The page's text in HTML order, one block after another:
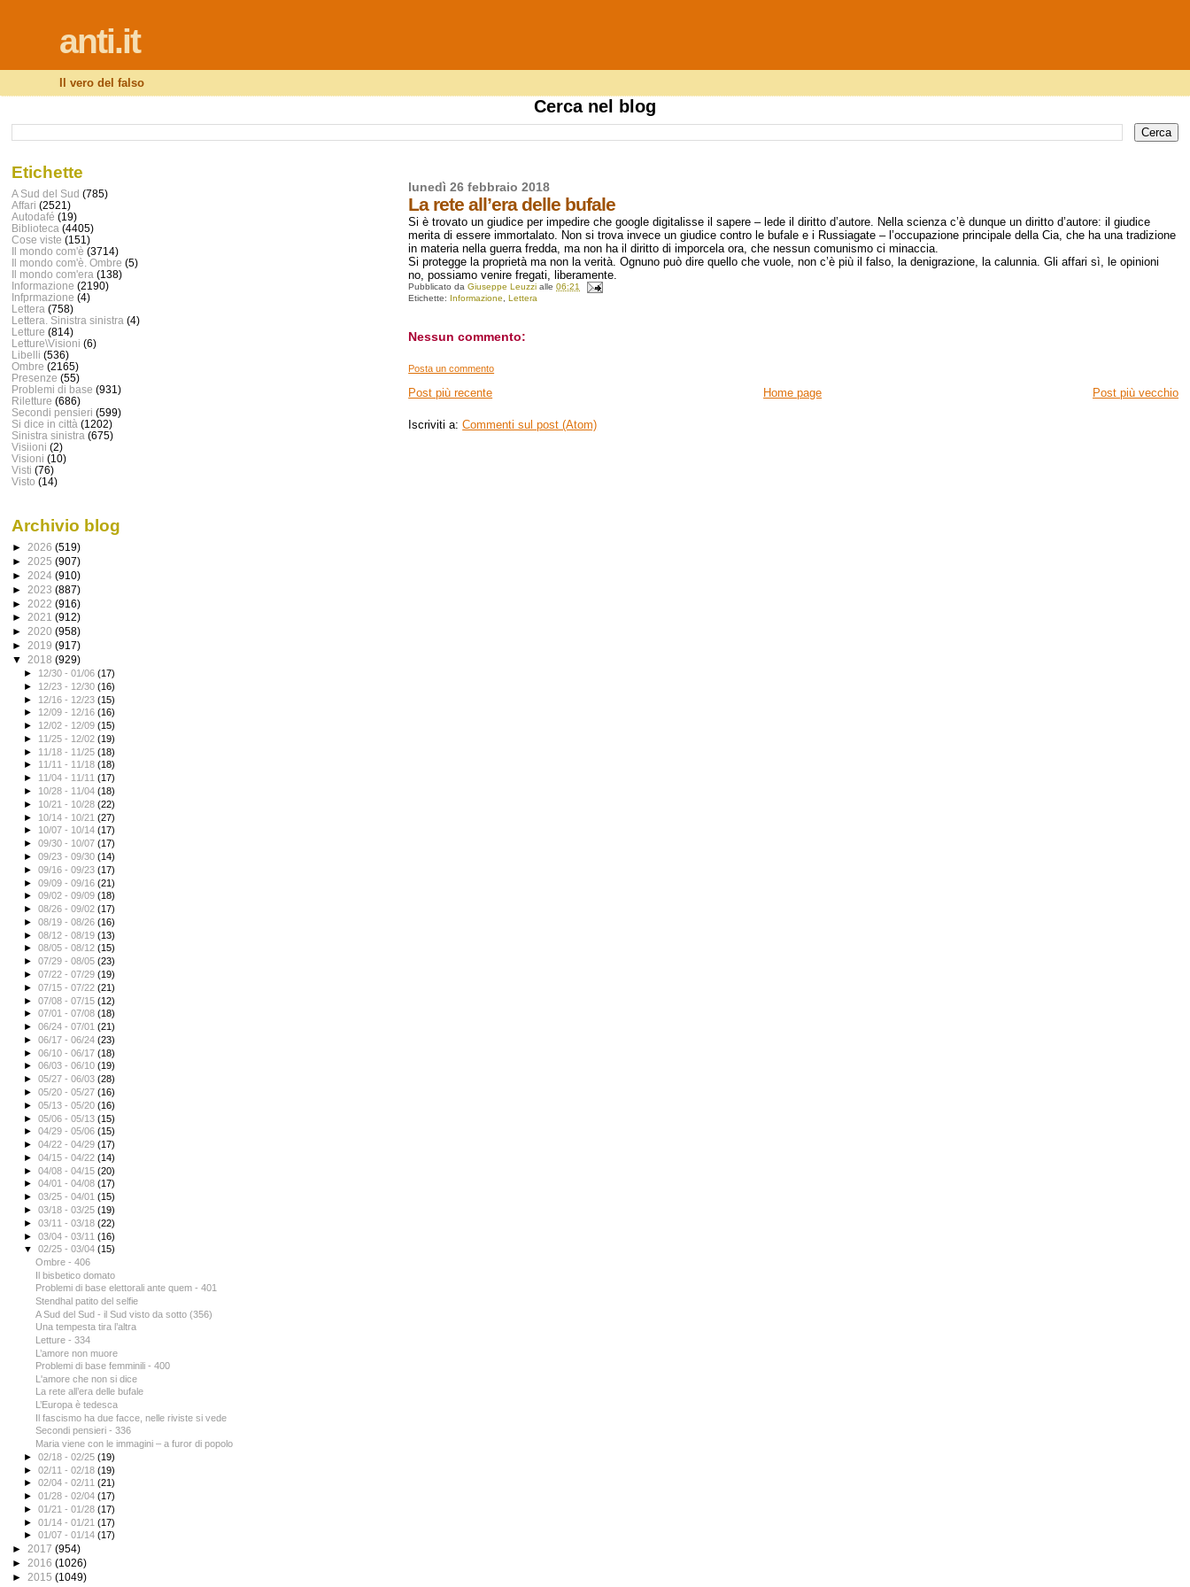
anti.it
Il vero del falso
Cerca nel blog
lunedì 26 febbraio 2018
La rete all’era delle bufale
Si è trovato un giudice per impedire che google digitalisse il sapere – lede il diritto d’autore. Nella scienza c’è dunque un diritto d’autore: il giudice
merita di essere immortalato. Non si trova invece un giudice contro le bufale e i Russiagate – l’occupazione principale della Cia, che ha una tradizione
in materia nella guerra fredda, ma non ha il diritto di imporcela ora, che nessun comunismo ci minaccia.
Si protegge la proprietà ma non la verità. Ognuno può dire quello che vuole, non c’è più il falso, la denigrazione, la calunnia. Gli affari sì, le opinioni
no, possiamo venire fregati, liberamente.
Pubblicato daGiuseppe Leuzzi alle06:21
Etichette: Informazione ,Lettera
Nessun commento:
Posta un commento
Post più recente Post più vecchio
Home page
Iscriviti a:Commenti sul post (Atom)
Etichette
A Sud del Sud (785)
Affari (2521)
Autodafé (19)
Biblioteca (4405)
Cose viste (151)
Il mondo com'è (3714)
Il mondo com'è. Ombre (5)
Il mondo com'era (138)
Informazione (2190)
Infprmazione (4)
Lettera (758)
Lettera. Sinistra sinistra (4)
Letture (814)
Letture\Visioni (6)
Libelli (536)
Ombre (2165)
Presenze (55)
Problemi di base (931)
Riletture (686)
Secondi pensieri (599)
Si dice in città (1202)
Sinistra sinistra (675)
Visiioni (2)
Visioni (10)
Visti (76)
Visto (14)
Archivio blog
► 2026 (519)
► 2025 (907)
► 2024 (910)
► 2023 (887)
► 2022 (916)
► 2021 (912)
► 2020 (958)
► 2019 (917)
▼ 2018 (929)
► 12/30 - 01/06(17)
► 12/23 - 12/30(16)
► 12/16 - 12/23(15)
► 12/09 - 12/16(16)
► 12/02 - 12/09(15)
► 11/25 - 12/02(19)
► 11/18 - 11/25(18)
► 11/11 - 11/18(18)
► 11/04 - 11/11(17)
► 10/28 - 11/04(18)
► 10/21 - 10/28(22)
► 10/14 - 10/21(27)
► 10/07 - 10/14(17)
►09/30 - 10/07(17)
►09/23 - 09/30(14)
►09/16 - 09/23(17)
►09/09 - 09/16(21)
►09/02 - 09/09(18)
►08/26 - 09/02(17)
►08/19 - 08/26(16)
►08/12 - 08/19(13)
►08/05 - 08/12(15)
►07/29 - 08/05(23)
►07/22 - 07/29(19)
►07/15 - 07/22(21)
►07/08 - 07/15(12)
►07/01 - 07/08(18)
►06/24 - 07/01(21)
►06/17 - 06/24(23)
►06/10 - 06/17(18)
►06/03 - 06/10(19)
►05/27 - 06/03(28)
►05/20 - 05/27(16)
►05/13 - 05/20(16)
►05/06 - 05/13(15)
►04/29 - 05/06(15)
►04/22 - 04/29(17)
►04/15 - 04/22(14)
►04/08 - 04/15(20)
►04/01 - 04/08(17)
►03/25 - 04/01(15)
►03/18 - 03/25(19)
►03/11 - 03/18(22)
►03/04 - 03/11(16)
▼02/25 - 03/04(15)
Ombre - 406
Il bisbetico domato
Problemi di base elettorali ante quem - 401
Stendhal patito del selfie
A Sud del Sud - il Sud visto da sotto (356)
Una tempesta tira l’altra
Letture - 334
L’amore non muore
Problemi di base femminili - 400
L'amore che non si dice
La rete all’era delle bufale
L’Europa è tedesca
Il fascismo ha due facce, nelle riviste si vede
Secondi pensieri - 336
Maria viene con le immagini – a furor di popolo
►02/18 - 02/25(19)
►02/11 - 02/18(19)
►02/04 - 02/11(21)
►01/28 - 02/04(17)
►01/21 - 01/28(17)
►01/14 - 01/21(17)
►01/07 - 01/14(17)
► 2017 (954)
► 2016 (1026)
► 2015 (1049)